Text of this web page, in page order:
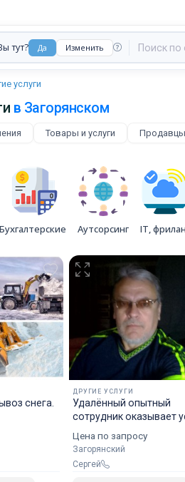
тут? Да Изменить
услуги
в Загорянском
Товары и услуги
Бухгалтерские Аутсорсинг IT,
снега.
ДРУГИЕ УСЛУГИ
Удалённый опытный
сотрудник оказывает
Цена по запросу
Загорянский
Сергей